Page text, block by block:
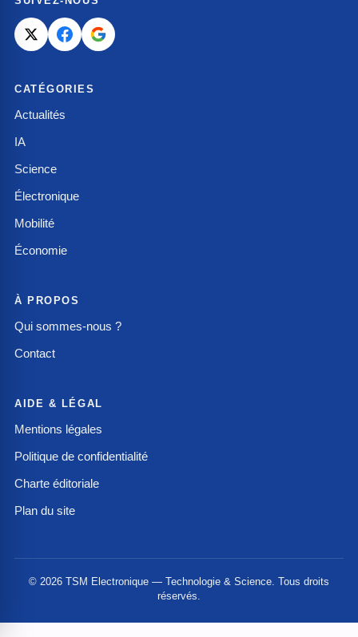
CATÉGORIES
Actualités
IA
Science
Électronique
Mobilité
Économie
À PROPOS
Qui sommes-nous ?
Contact
AIDE & LÉGAL
Mentions légales
Politique de confidentialité
Charte éditoriale
Plan du site
© 2026 TSM Electronique — Technologie & Science. Tous droits
réservés.